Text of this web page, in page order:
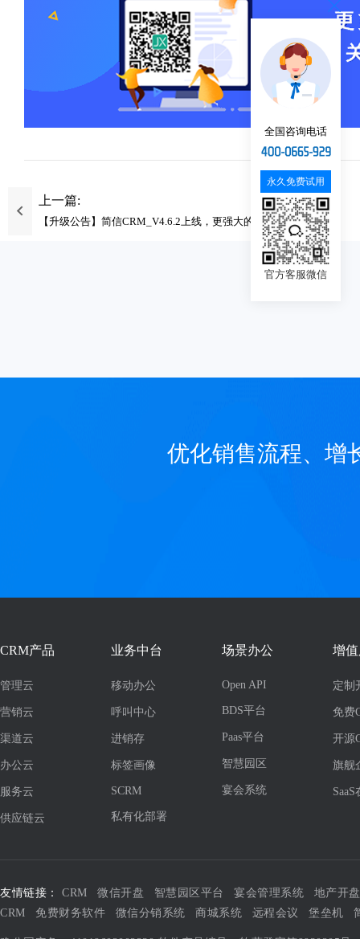
上一篇:
【升级公告】简信CRM_V4.6.2上线，更强大的在线办公功能！
优化销售流程、增
CRM产品
管理云
营销云
渠道云
办公云
服务云
供应链云
业务中台
移动办公
呼叫中心
进销存
标签画像
SCRM
私有化部署
场景办公
Open API
BDS平台
Paas平台
智慧园区
宴会系统
增
定制
免费
开源
旗舰
友情链接： CRM 微信开盘 智慧园区平台 宴会管理系统
地产开
CRM
免费财务软件 微信分销系统 商城系统 远程会议 堡垒机
全国咨询电话
永久免费试用
官方客服微信